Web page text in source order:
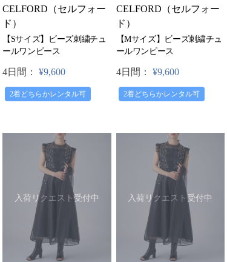
CELFORD（セルフォー
ド）
【Sサイズ】ビーズ刺繍チュ
ールワンピース
4日間： ¥9,600
2着どちらかレンタル可
CELFORD（セルフォー
ド）
【Mサイズ】ビーズ刺繍チュ
ールワンピース
4日間： ¥9,600
2着どちらかレンタル可
入荷リクエスト受付中 入荷リクエスト受付中